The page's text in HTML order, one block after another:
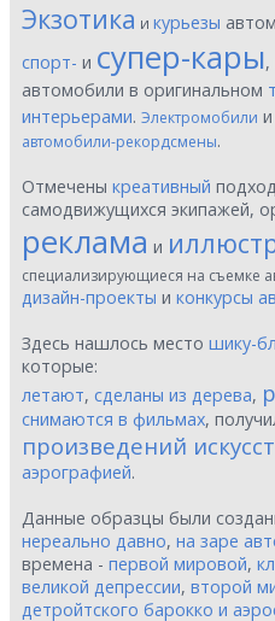
Экзотика и курьезы
спорт- и супер-кары,
автомобили в оригинальном
интерьерами. Электромобили и
автомобили-рекордсмены.
Отмечены креативный
самодвижущихся экипажей,
реклама и
специализирующиеся на съемке
дизайн-проекты и конкурсы
Здесь нашлось место шику-
которые:
летают, сделаны из дерева,
снимаются в фильмах,
произведений
аэрографией.
Данные образцы были
нереально давно, на заре
времена - первой мировой,
великой депрессии, второй
детройтского барокко и